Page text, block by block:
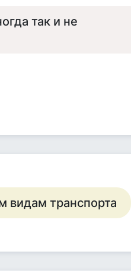
так и не
видам транспорта